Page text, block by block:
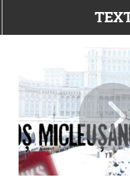
poloneze la București
All Stars For
Outernational